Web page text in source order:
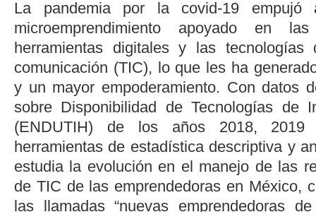
La pandemia por la covid-19 empujó
microemprendimiento apoyado en
herramientas digitales y las
comunicación (TIC), lo que les ha
y un mayor empoderamiento. Con datos
sobre Disponibilidad de Tecnologías de
(ENDUTIH) de los años 2018,
herramientas de estadística descriptiva y
estudia la evolución en el manejo de las
de TIC de las emprendedoras en México,
las llamadas “nuevas emprendedoras